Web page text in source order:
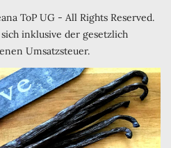
ToP UG - All Rights Reserved.
inklusive der gesetzlich
Umsatzsteuer.